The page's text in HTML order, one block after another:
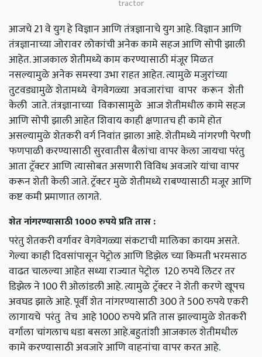
tractor
आजचे 21 वे युग हे विज्ञान आणि तंत्रज्ञानाचे युग आहे. विज्ञान आणि
तंत्रज्ञानाच्या जोरावर लोकांची अनेक कामे सहज आणि सोपी झाली
आहेत. आजकाल शेतीमध्ये काम करण्यासाठी मंजूर मिळत
नसल्यामुळे अनेक समस्या उभा राहत आहेत. त्यामुळे मजुरांच्या
तुटवड्यामुळे शेतामध्ये वेगवेगळ्या अवजारांचा वापर करून शेती
केली जाते. तंत्रज्ञानाच्या विकासामुळे आज शेतीमधील कामे सहज
आणि सोपी झाली आहेत शिवाय काही क्षणातच ही कामे होत
असल्यामुळे शेतकरी वर्ग निवांत झाला आहे. शेतीमध्ये नांगरणी पेरणी
फणपाळी करण्यासाठी सुरवातीस बैलांचा वापर केला जायचा परंतु
आता ट्रॅक्टर आणि त्यासोबत असणारी विविध अवजारे यांचा वापर
करून शेती केली जाते. ट्रॅक्टर मुळे शेतीमध्ये राबण्यासाठी मजूर आणि
कष्ट कमी प्रमाणात लागते.
शेत नांगरण्यासाठी 1000 रुपये प्रति तास :
परंतु शेतकरी वर्गावर वेगवेगळ्या संकटाची मालिका कायम असते.
गेल्या काही दिवसांपासून पेट्रोल आणि डिझेल च्या किमती भरमसाठ
वाढत चालल्या आहेत सध्या राज्यात पेट्रोल 120 रुपये लिटर तर
डिझेल ने 100 री ओलांडली आहे. त्यामुळे ट्रॅक्टर ने शेती करणे खूपच
अवघड झाले आहे. पूर्वी शेत नांगरण्यासाठी 300 ते 500 रुपये एकरी
लागायचे परंतु तेच आहे 1000 रुपये प्रति तास झाल्यामुळे शेतकरी
वर्गाला चांगलाच धडा बसला आहे.बहुतांशी आजकाल शेतीमधील
कामे करण्यासाठी अवजारे आणि वाहनांचा वापर करत आहे.